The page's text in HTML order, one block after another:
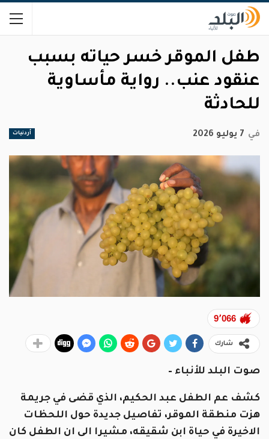
طفل الموقر خسر حياته بسبب
عنقود عنب.. رواية مأساوية
للحادثة
أردنيات في 7 يوليو 2026
9٬066
شارك
صوت البلد للأنباء –
كشف عم الطفل عبد الحكيم، الذي قضى في جريمة
هزت منطقة الموقر، تفاصيل جديدة حول اللحظات
الاخيرة في حياة ابن شقيقه، مشيرا الى ان الطفل كان